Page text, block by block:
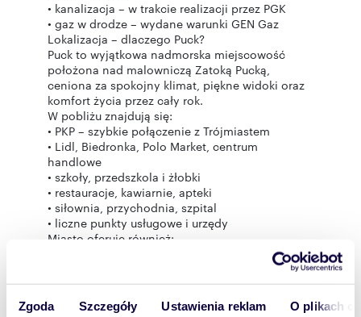
Zgoda Szczegóły Ustawienia reklam O plikach
• kanalizacja – w trakcie realizacji przez PGK
• gaz w drodze – wydane warunki GEN Gaz
Lokalizacja – dlaczego Puck?
Puck to wyjątkowa nadmorska miejscowość
położona nad malowniczą Zatoką Pucką,
ceniona za spokojny klimat, piękne widoki oraz
komfort życia przez cały rok.
W pobliżu znajdują się:
• PKP – szybkie połączenie z Trójmiastem
• Lidl, Biedronka, Polo Market, centrum
handlowe
• szkoły, przedszkola i żłobki
• restauracje, kawiarnie, apteki
• siłownia, przychodnia, szpital
• liczne punkty usługowe i urzędy
Miasto oferuje również:
• szerokie plaże
• ścieżki rowerowe